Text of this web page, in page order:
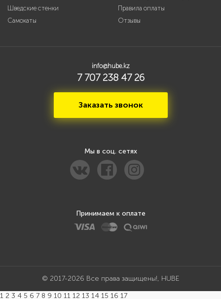
Шведские стенки
Самокаты
Правила оплаты
Отзывы
info@hube.kz
7 707 238 47 26
Заказать звонок
Мы в соц. сетях
Принимаем к оплате
© 2017-2026 Все права защищены!, HUBE
1 2 3 4 5 6 7 8 9 10 11 12 13 14 15 16 17